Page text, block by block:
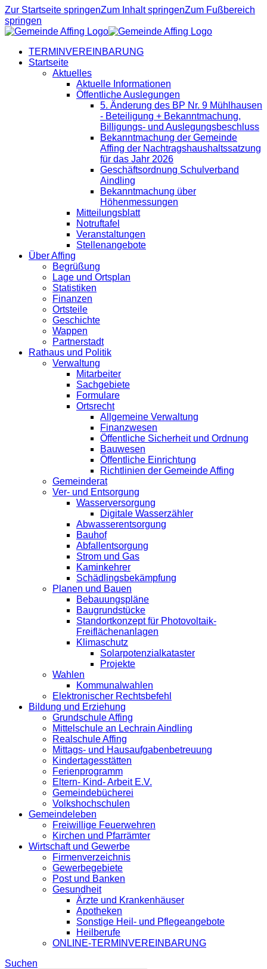
Zur Startseite springenZum Inhalt springenZum Fußbereich
springen
TERMINVEREINBARUNG
Startseite
Aktuelles
Aktuelle Informationen
Öffentliche Auslegungen
5. Änderung des BP Nr. 9 Mühlhausen
- Beteiligung + Bekanntmachung,
Billigungs- und Auslegungsbeschluss
Bekanntmachung der Gemeinde
Affing der Nachtragshaushaltssatzung
für das Jahr 2026
Geschäftsordnung Schulverband
Aindling
Bekanntmachung über
Höhenmessungen
Mitteilungsblatt
Notruftafel
Veranstaltungen
Stellenangebote
Über Affing
Begrüßung
Lage und Ortsplan
Statistiken
Finanzen
Ortsteile
Geschichte
Wappen
Partnerstadt
Rathaus und Politik
Verwaltung
Mitarbeiter
Sachgebiete
Formulare
Ortsrecht
Allgemeine Verwaltung
Finanzwesen
Öffentliche Sicherheit und Ordnung
Bauwesen
Öffentliche Einrichtung
Richtlinien der Gemeinde Affing
Gemeinderat
Ver- und Entsorgung
Wasserversorgung
Digitale Wasserzähler
Abwasserentsorgung
Bauhof
Abfallentsorgung
Strom und Gas
Kaminkehrer
Schädlingsbekämpfung
Planen und Bauen
Bebauungspläne
Baugrundstücke
Standortkonzept für Photovoltaik-
Freiflächenanlagen
Klimaschutz
Solarpotenzialkataster
Projekte
Wahlen
Kommunalwahlen
Elektronischer Rechtsbefehl
Bildung und Erziehung
Grundschule Affing
Mittelschule an Lechrain Aindling
Realschule Affing
Mittags- und Hausaufgabenbetreuung
Kindertagesstätten
Ferienprogramm
Eltern- Kind- Arbeit E.V.
Gemeindebücherei
Volkshochschulen
Gemeindeleben
Freiwillige Feuerwehren
Kirchen und Pfarrämter
Wirtschaft und Gewerbe
Firmenverzeichnis
Gewerbegebiete
Post und Banken
Gesundheit
Ärzte und Krankenhäuser
Apotheken
Sonstige Heil- und Pflegeangebote
Heilberufe
ONLINE-TERMINVEREINBARUNG
Suchen